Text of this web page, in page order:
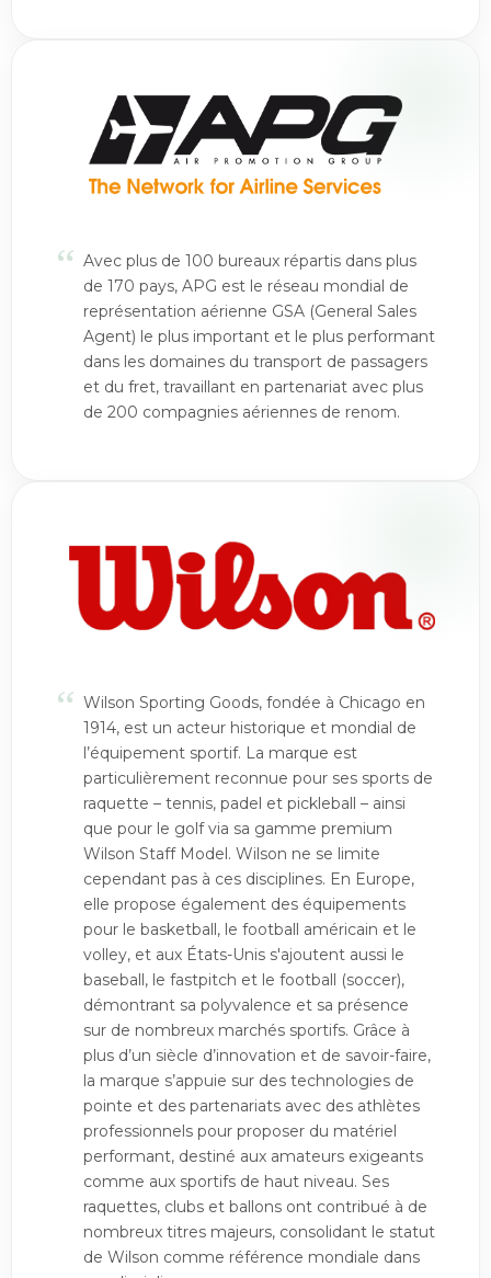
“ Avec plus de 100 bureaux répartis dans plus
de 170 pays, APG est le réseau mondial de
représentation aérienne GSA (General Sales
Agent) le plus important et le plus performant
dans les domaines du transport de passagers
et du fret, travaillant en partenariat avec plus
de 200 compagnies aériennes de renom.
“ Wilson Sporting Goods, fondée à Chicago en
1914, est un acteur historique et mondial de
l’équipement sportif. La marque est
particulièrement reconnue pour ses sports de
raquette – tennis, padel et pickleball – ainsi
que pour le golf via sa gamme premium
Wilson Staff Model. Wilson ne se limite
cependant pas à ces disciplines. En Europe,
elle propose également des équipements
pour le basketball, le football américain et le
volley, et aux États-Unis s'ajoutent aussi le
baseball, le fastpitch et le football (soccer),
démontrant sa polyvalence et sa présence
sur de nombreux marchés sportifs. Grâce à
plus d’un siècle d’innovation et de savoir-faire,
la marque s’appuie sur des technologies de
pointe et des partenariats avec des athlètes
professionnels pour proposer du matériel
performant, destiné aux amateurs exigeants
comme aux sportifs de haut niveau. Ses
raquettes, clubs et ballons ont contribué à de
nombreux titres majeurs, consolidant le statut
de Wilson comme référence mondiale dans